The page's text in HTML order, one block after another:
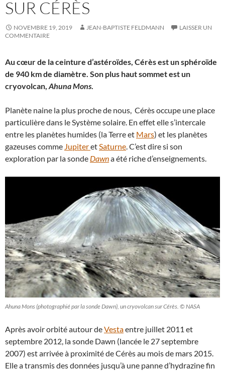
SUR CÉRÈS
NOVEMBRE 19, 2019 JEAN-BAPTISTE FELDMANN
LAISSER UN
COMMENTAIRE
Au cœur de la ceinture d’astéroïdes, Cérès est un sphéroïde
de 940 km de diamètre. Son plus haut sommet est un
cryovolcan, Ahuna Mons
Planète naine la plus proche de nous, Cérès occupe une place
particulière dans le Système solaire. En effet elle s’intercale
entre les planètes humides (la Terre et Mars) et les planètes
gazeuses comme Jupiteret Saturne . C’est dire si son
exploration par la sonde Dawna été riche d’enseignements.
Ahuna Mons (photographié par la sonde Dawn), un cryovolcan sur Cérès. © NASA
Après avoir orbité autour deVestaentre juillet 2011 et
septembre 2012, la sonde Dawn (lancée le 27 septembre
2007) est arrivée à proximité de Cérès au mois de mars 2015.
Elle a transmis des données jusqu’à une panne d’hydrazine fin